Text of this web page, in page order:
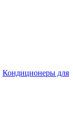
Кондиционеры для